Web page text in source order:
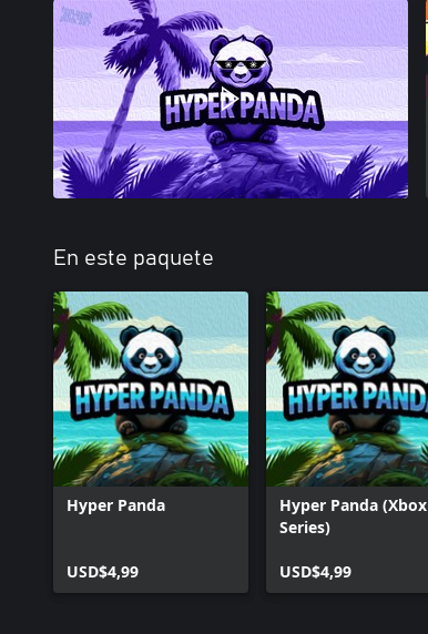
En este paquete
Hyper Panda
USD$4,99
Hyper Panda (Xbox
Series)
USD$4,99